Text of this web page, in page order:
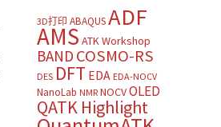
3D打印 ABAQUSADF
AMS ATK Workshop
BAND COSMO-RS
DES DFT EDA EDA-NOCV
NanoLab NMR NOCVOLED
QATK Highlight